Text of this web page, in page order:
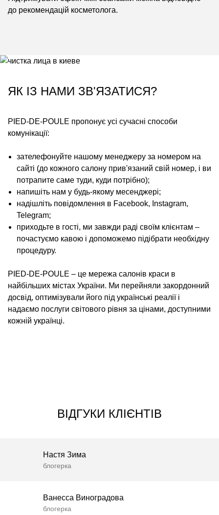
до рекомендацій косметолога.
ЯК ІЗ НАМИ ЗВ'ЯЗАТИСЯ?
PIED-DE-POULE пропонує усі сучасні способи
комунікації:
зателефонуйте нашому менеджеру за номером на
сайті (до кожного салону прив'язаний свій номер, і ви
потрапите саме туди, куди потрібно);
напишіть нам у будь-якому месенджері;
надішліть повідомлення в Facebook, Instagram,
Telegram;
приходьте в гості, ми завжди раді своїм клієнтам –
почастуємо кавою і допоможемо підібрати необхідну
процедуру.
PIED-DE-POULE – це мережа салонів краси в
найбільших містах України. Ми перейняли закордонний
досвід, оптимізували його під українські реалії і
надаємо послуги світового рівня за цінами, доступними
кожній українці.
ВІДГУКИ КЛІЄНТІВ
Настя Зима
блогерка
Ванесса Виноградова
блогерка